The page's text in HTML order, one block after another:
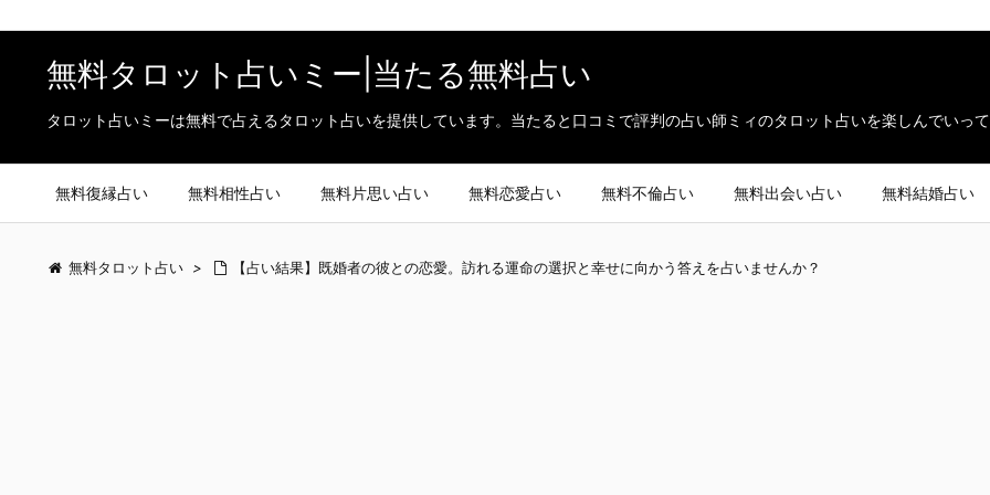
無料タロット占いミー|当たる無料占い
タロット占いミーは無料で占えるタロット占いを提供しています。当たると口コミで評判の占い師ミィのタロット占いを楽しんでいって
無料復縁占い 無料相性占い 無料片思い占い 無料恋愛占い 無料不倫占い 無料出会い占い 無料結婚占い
無料タロット占い > 【占い結果】既婚者の彼との恋愛。訪れる運命の選択と幸せに向かう答えを占いませんか？